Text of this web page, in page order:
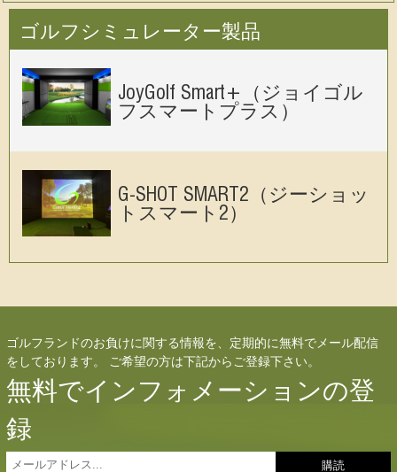
ス）
ゴルフシミュレーター製品
JoyGolf Smart+（ジョイゴル
フスマートプラス）
G-SHOT SMART2（ジーショッ
トスマート2）
ゴルフランドのお負けに関する情報を、定期的に無料でメール配信
をしております。 ご希望の方は下記からご登録下さい。
無料でインフォメーションの登
録